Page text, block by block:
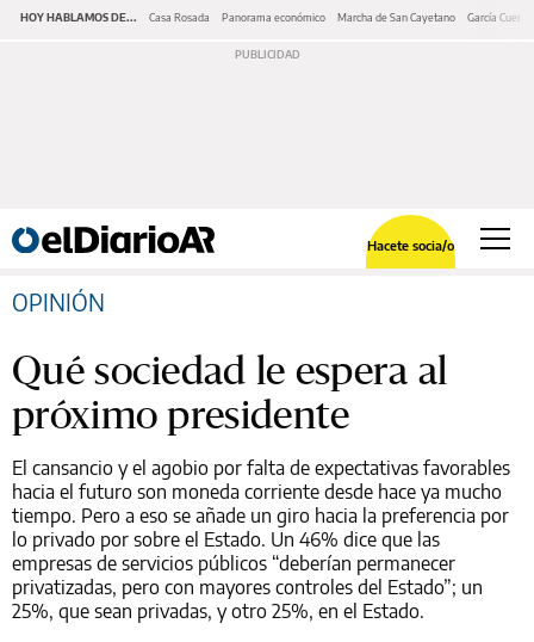
HOY HABLAMOS DE... Casa Rosada Panorama económico Marcha de San Cayetano García Cuerva
Hacete socia/o
OPINIÓN
Qué sociedad le espera al
próximo presidente
El cansancio y el agobio por falta de expectativas favorables
hacia el futuro son moneda corriente desde hace ya mucho
tiempo. Pero a eso se añade un giro hacia la preferencia por
lo privado por sobre el Estado. Un 46% dice que las
empresas de servicios públicos “deberían permanecer
privatizadas, pero con mayores controles del Estado”; un
25%, que sean privadas, y otro 25%, en el Estado.